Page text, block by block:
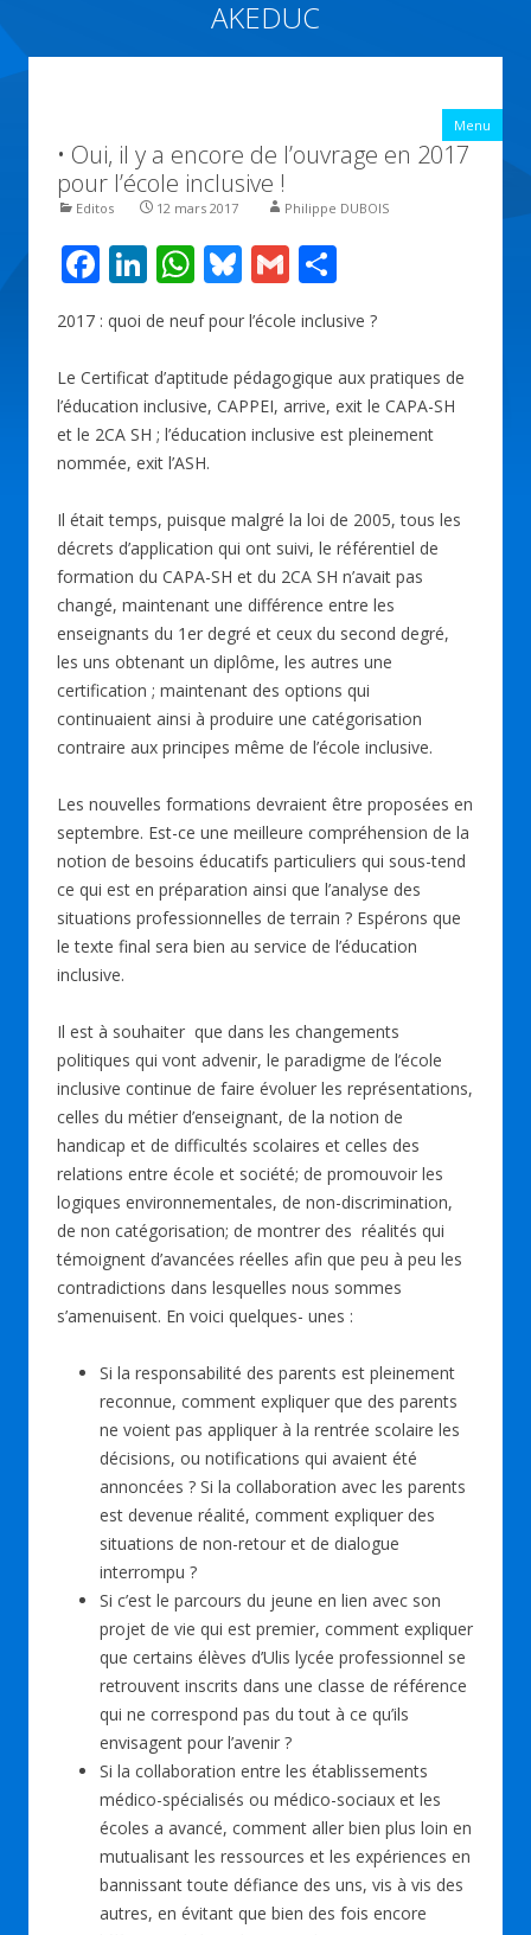
AKEDUC
Menu
• Oui, il y a encore de l’ouvrage en 2017
pour l’école inclusive !
Editos 12 mars 2017 Philippe DUBOIS
F
e
b
o
o
Li
n
k
e
dI
n
W
h
at
s
A
p
Bl
u
e
sk
y
G
m
ai
l
ar
ta
g
er
2017 : quoi de neuf pour l’école inclusive ?
Le Certificat d’aptitude pédagogique aux pratiques de
l’éducation inclusive, CAPPEI, arrive, exit le CAPA-SH
et le 2CA SH ; l’éducation inclusive est pleinement
nommée, exit l’ASH.
Il était temps, puisque malgré la loi de 2005, tous les
décrets d’application qui ont suivi, le référentiel de
formation du CAPA-SH et du 2CA SH n’avait pas
changé, maintenant une différence entre les
enseignants du 1er degré et ceux du second degré,
les uns obtenant un diplôme, les autres une
certification ; maintenant des options qui
continuaient ainsi à produire une catégorisation
contraire aux principes même de l’école inclusive.
Les nouvelles formations devraient être proposées en
septembre. Est-ce une meilleure compréhension de la
notion de besoins éducatifs particuliers qui sous-tend
ce qui est en préparation ainsi que l’analyse des
situations professionnelles de terrain ? Espérons que
le texte final sera bien au service de l’éducation
inclusive.
Il est à souhaiter que dans les changements
politiques qui vont advenir, le paradigme de l’école
inclusive continue de faire évoluer les représentations,
celles du métier d’enseignant, de la notion de
handicap et de difficultés scolaires et celles des
relations entre école et société; de promouvoir les
logiques environnementales, de non-discrimination,
de non catégorisation; de montrer des réalités qui
témoignent d’avancées réelles afin que peu à peu les
contradictions dans lesquelles nous sommes
s’amenuisent. En voici quelques- unes :
Si la responsabilité des parents est pleinement
reconnue, comment expliquer que des parents
ne voient pas appliquer à la rentrée scolaire les
décisions, ou notifications qui avaient été
annoncées ? Si la collaboration avec les parents
est devenue réalité, comment expliquer des
situations de non-retour et de dialogue
interrompu ?
Si c’est le parcours du jeune en lien avec son
projet de vie qui est premier, comment expliquer
que certains élèves d’Ulis lycée professionnel se
retrouvent inscrits dans une classe de référence
qui ne correspond pas du tout à ce qu’ils
envisagent pour l’avenir ?
Si la collaboration entre les établissements
médico-spécialisés ou médico-sociaux et les
écoles a avancé, comment aller bien plus loin en
mutualisant les ressources et les expériences en
bannissant toute défiance des uns, vis à vis des
autres, en évitant que bien des fois encore